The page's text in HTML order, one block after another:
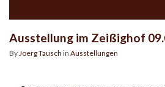
Ausstellung im Zeißighof
ByJoerg Tausch in Ausstellungen